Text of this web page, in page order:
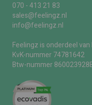
070 - 413 21 83
sales@feelingz.nl
info@feelingz.nl
Feelingz is onderdeel van
KvK-nummer 74781642
Btw-nummer